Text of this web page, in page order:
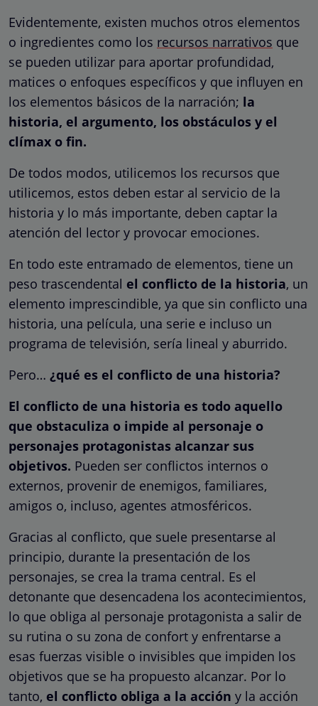
Evidentemente, existen muchos otros elementos
o ingredientes como los recursos narrativos que
se pueden utilizar para aportar profundidad,
matices o enfoques específicos y que influyen en
los elementos básicos de la narración; la
historia, el argumento, los obstáculos y el
clímax o fin.
De todos modos, utilicemos los recursos que
utilicemos, estos deben estar al servicio de la
historia y lo más importante, deben captar la
atención del lector y provocar emociones.
En todo este entramado de elementos, tiene un
peso trascendental el conflicto de la historia, un
elemento imprescindible, ya que sin conflicto una
historia, una película, una serie e incluso un
programa de televisión, sería lineal y aburrido.
Pero… ¿qué es el conflicto de una historia?
El conflicto de una historia es todo aquello
que obstaculiza o impide al personaje o
personajes protagonistas alcanzar sus
objetivos. Pueden ser conflictos internos o
externos, provenir de enemigos, familiares,
amigos o, incluso, agentes atmosféricos.
Gracias al conflicto, que suele presentarse al
principio, durante la presentación de los
personajes, se crea la trama central. Es el
detonante que desencadena los acontecimientos,
lo que obliga al personaje protagonista a salir de
su rutina o su zona de confort y enfrentarse a
esas fuerzas visible o invisibles que impiden los
objetivos que se ha propuesto alcanzar. Por lo
tanto, el conflicto obliga a la acción y la acción